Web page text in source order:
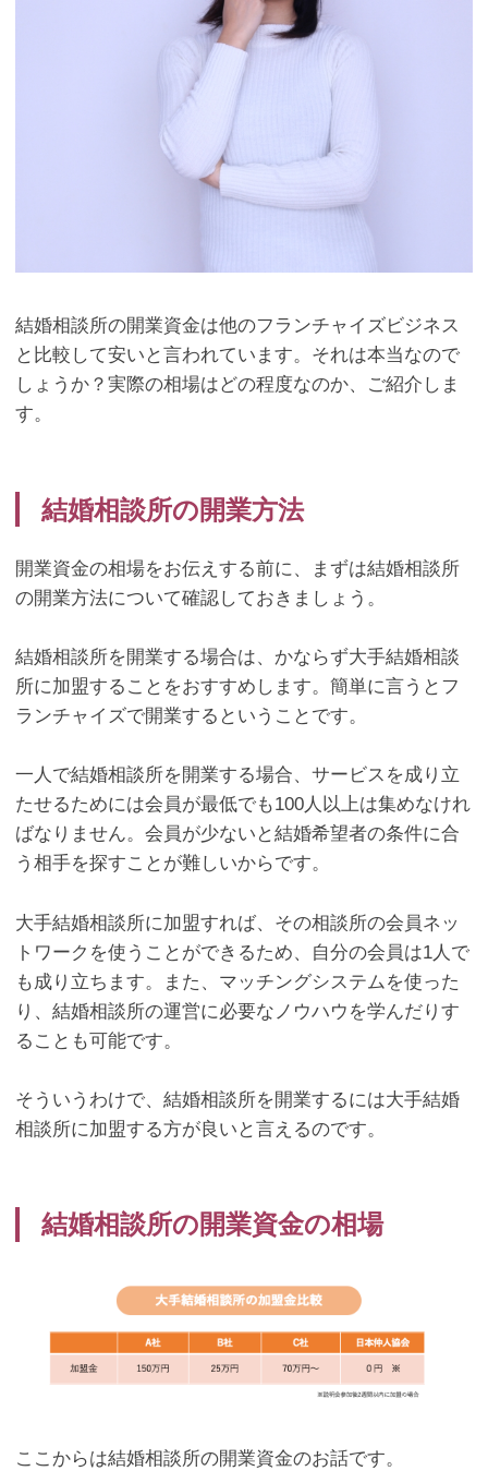
結婚相談所の開業資金は他のフランチャイズビジネス
と比較して安いと言われています。それは本当なので
しょうか？実際の相場はどの程度なのか、ご紹介しま
す。
結婚相談所の開業方法
開業資金の相場をお伝えする前に、まずは結婚相談所
の開業方法について確認しておきましょう。
結婚相談所を開業する場合は、かならず大手結婚相談
所に加盟することをおすすめします。簡単に言うとフ
ランチャイズで開業するということです。
一人で結婚相談所を開業する場合、サービスを成り立
たせるためには会員が最低でも100人以上は集めなけれ
ばなりません。会員が少ないと結婚希望者の条件に合
う相手を探すことが難しいからです。
大手結婚相談所に加盟すれば、その相談所の会員ネッ
トワークを使うことができるため、自分の会員は1 人で
も成り立ちます。また、マッチングシステムを使った
り、結婚相談所の運営に必要なノウハウを学んだりす
ることも可能です。
そういうわけで、結婚相談所を開業するには大手結婚
相談所に加盟する方が良いと言えるのです。
結婚相談所の開業資金の相場
ここからは結婚相談所の開業資金のお話です。